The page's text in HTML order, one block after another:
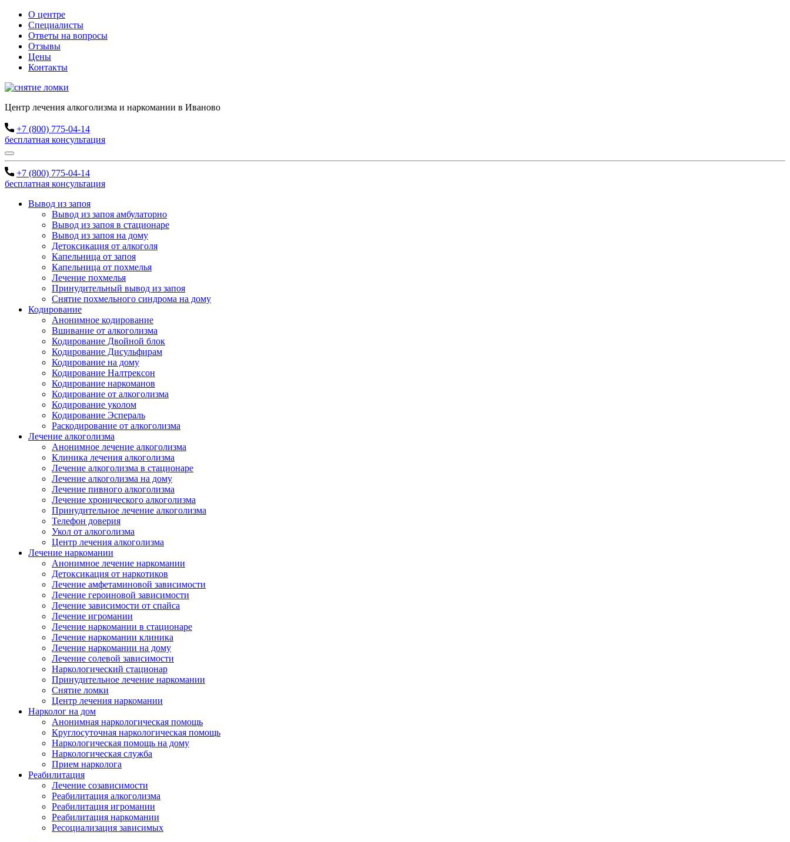
О центре
Специалисты
Ответы на вопросы
Отзывы
Цены
Контакты
Центр лечения алкоголизма и наркомании в Иваново
+7 (800) 775-04-14
бесплатная консультация
+7 (800) 775-04-14
бесплатная консультация
Вывод из запоя
Вывод из запоя амбулаторно
Вывод из запоя в стационаре
Вывод из запоя на дому
Детоксикация от алкоголя
Капельница от запоя
Капельница от похмелья
Лечение похмелья
Принудительный вывод из запоя
Снятие похмельного синдрома на дому
Кодирование
Анонимное кодирование
Вшивание от алкоголизма
Кодирование Двойной блок
Кодирование Дисульфирам
Кодирование на дому
Кодирование Налтрексон
Кодирование наркоманов
Кодирование от алкоголизма
Кодирование уколом
Кодирование Эспераль
Раскодирование от алкоголизма
Лечение алкоголизма
Анонимное лечение алкоголизма
Клиника лечения алкоголизма
Лечение алкоголизма в стационаре
Лечение алкоголизма на дому
Лечение пивного алкоголизма
Лечение хронического алкоголизма
Принудительное лечение алкоголизма
Телефон доверия
Укол от алкоголизма
Центр лечения алкоголизма
Лечение наркомании
Анонимное лечение наркомании
Детоксикация от наркотиков
Лечение амфетаминовой зависимости
Лечение героиновой зависимости
Лечение зависимости от спайса
Лечение игромании
Лечение наркомании в стационаре
Лечение наркомании клиника
Лечение наркомании на дому
Лечение солевой зависимости
Наркологический стационар
Принудительное лечение наркомании
Снятие ломки
Центр лечения наркомании
Нарколог на дом
Анонимная наркологическая помощь
Круглосуточная наркологическая помощь
Наркологическая помощь на дому
Наркологическая служба
Прием нарколога
Реабилитация
Лечение созависимости
Реабилитация алкоголизма
Реабилитация игромании
Реабилитация наркомании
Ресоциализация зависимых